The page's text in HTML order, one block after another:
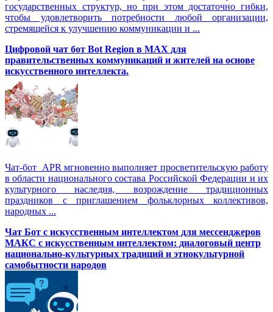
государственных структур, но при этом достаточно гибки,
чтобы удовлетворить потребности любой организации,
стремящейся к улучшению коммуникации и ...
Цифровой чат бот Вot Region в MAX для
правительственных коммуникаций и жителей на основе
искусственного интеллекта.
Чат-бот APR мгновенно выполняет просветительскую работу
в области национального состава Российской Федерации и их
культурного наследия, возрождение традиционных
праздников с приглашением фольклорных коллективов,
народных ...
Чат Бот с искусственным интеллектом для мессенджеров
МАКС с искусственным интеллектом: диалоговый центр
национально-культурных традиций и этнокультурной
самобытности народов